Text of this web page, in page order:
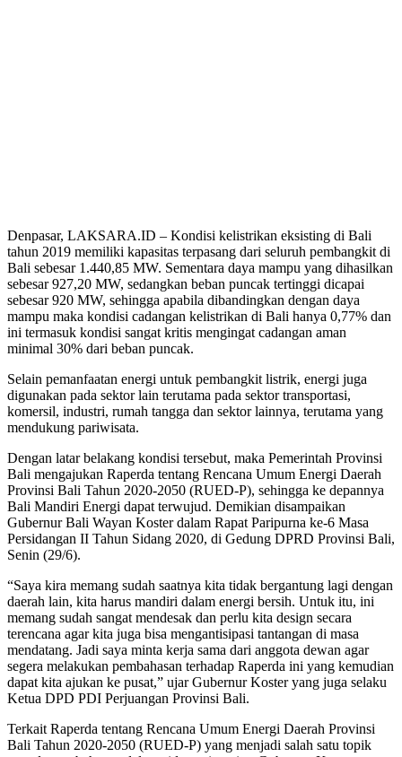
Denpasar, LAKSARA.ID – Kondisi kelistrikan eksisting di Bali
tahun 2019 memiliki kapasitas terpasang dari seluruh pembangkit di
Bali sebesar 1.440,85 MW. Sementara daya mampu yang dihasilkan
sebesar 927,20 MW, sedangkan beban puncak tertinggi dicapai
sebesar 920 MW, sehingga apabila dibandingkan dengan daya
mampu maka kondisi cadangan kelistrikan di Bali hanya 0,77% dan
ini termasuk kondisi sangat kritis mengingat cadangan aman
minimal 30% dari beban puncak.
Selain pemanfaatan energi untuk pembangkit listrik, energi juga
digunakan pada sektor lain terutama pada sektor transportasi,
komersil, industri, rumah tangga dan sektor lainnya, terutama yang
mendukung pariwisata.
Dengan latar belakang kondisi tersebut, maka Pemerintah Provinsi
Bali mengajukan Raperda tentang Rencana Umum Energi Daerah
Provinsi Bali Tahun 2020-2050 (RUED-P), sehingga ke depannya
Bali Mandiri Energi dapat terwujud. Demikian disampaikan
Gubernur Bali Wayan Koster dalam Rapat Paripurna ke-6 Masa
Persidangan II Tahun Sidang 2020, di Gedung DPRD Provinsi Bali,
Senin (29/6).
“Saya kira memang sudah saatnya kita tidak bergantung lagi dengan
daerah lain, kita harus mandiri dalam energi bersih. Untuk itu, ini
memang sudah sangat mendesak dan perlu kita design secara
terencana agar kita juga bisa mengantisipasi tantangan di masa
mendatang. Jadi saya minta kerja sama dari anggota dewan agar
segera melakukan pembahasan terhadap Raperda ini yang kemudian
dapat kita ajukan ke pusat,” ujar Gubernur Koster yang juga selaku
Ketua DPD PDI Perjuangan Provinsi Bali.
Terkait Raperda tentang Rencana Umum Energi Daerah Provinsi
Bali Tahun 2020-2050 (RUED-P) yang menjadi salah satu topik